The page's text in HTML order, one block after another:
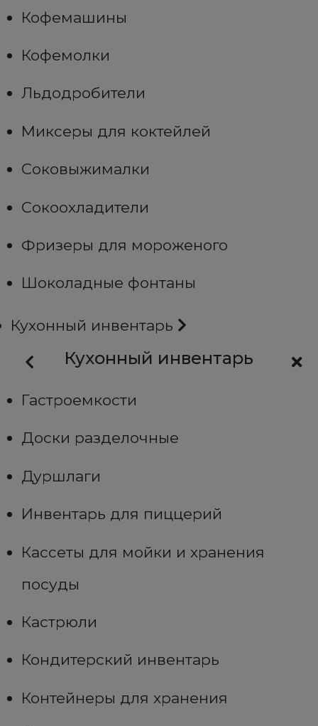
Кофемашины
Кофемолки
Льдодробители
Миксеры для коктейлей
Соковыжималки
Сокоохладители
Фризеры для мороженого
Шоколадные фонтаны
Кухонный инвентарь
Кухонный инвентарь
Гастроемкости
Доски разделочные
Дуршлаги
Инвентарь для пиццерий
Кассеты для мойки и хранения
посуды
Кастрюли
Кондитерский инвентарь
Контейнеры для хранения